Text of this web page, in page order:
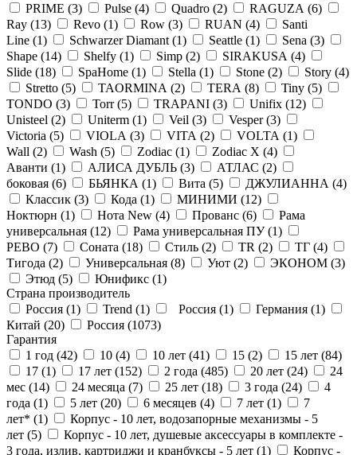
PRIME (3) Pulse (4) Quadro (2) RAGUZA (6)
Ray (13) Revo (1) Row (3) RUAN (4)
Santi
Line (1) Schwarzer Diamant (1) Seattle (1) Sena (3)
Shape (14) Shelfy (1) Simp (2) SIRAKUSA (4)
Slide (18) SpaHome (1) Stella (1) Stone (2) Story (4)
Stretto (5) TAORMINA (2) TERA (8) Tiny (5)
TONDO (3) Torr (5) TRAPANI (3) Unifix (12)
Unisteel (2) Uniterm (1) Veil (3) Vesper (3)
Victoria (5) VIOLA (3) VITA (2) VOLTA (1)
Wall (2) Wash (5) Zodiac (1) Zodiac X (4)
Аванти (1) АЛИСА ДУБЛЬ (3) АТЛАС (2)
боковая (6) БЬЯНКА (1) Вита (5) ДЖУЛИАННА (4)
Классик (3) Кода (1) МИНИМИ (12)
Ноктюрн (1) Нота New (4) Прованс (6)
Рама
универсальная (12) Рама универсальная ПУ (1)
РЕВО (7) Соната (18) Стиль (2) ТR (2) ТГ (4)
Тигода (2) Универсальная (8) Уют (2) ЭКОНОМ (3)
Этюд (5) Юнификс (1)
Страна производитель
Россия (1) Trend (1) Россия (1) Германия (1)
Китай (20) Россия (1073)
Гарантия
1 год (42) 10 (4) 10 лет (41) 15 (2) 15 лет (84)
17 (1) 17 лет (152) 2 года (485) 20 лет (24)
24
мес (14) 24 месяца (7) 25 лет (18) 3 года (24)
4
года (1) 5 лет (20) 6 месяцев (4) 7 лет (1)
7
лет* (1)
Корпус - 10 лет, водозапорные механизмы - 5
лет (5)
Корпус - 10 лет, душевые аксессуары в комплекте -
3 года, излив, картриджи и кранбуксы - 5 лет (1) Корпус -